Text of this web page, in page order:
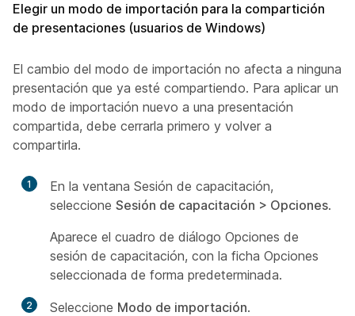
Elegir un modo de importación para la compartición
de presentaciones (usuarios de Windows)
El cambio del modo de importación no afecta a ninguna
presentación que ya esté compartiendo. Para aplicar un
modo de importación nuevo a una presentación
compartida, debe cerrarla primero y volver a
compartirla.
1
En la ventana Sesión de capacitación,
seleccione Sesión de capacitación > Opciones.
Aparece el cuadro de diálogo Opciones de
sesión de capacitación, con la ficha Opciones
seleccionada de forma predeterminada.
2 Seleccione Modo de importación.